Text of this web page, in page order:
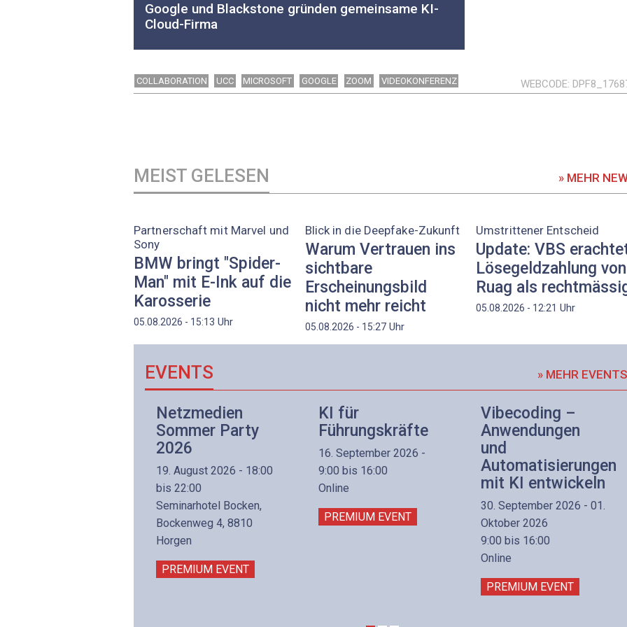
Google und Blackstone gründen gemeinsame KI-
Cloud-Firma
COLLABORATION UCC MICROSOFT GOOGLE ZOOM VIDEOKONFERENZ WEBCODE
MEIST GELESEN » MEHR
Partnerschaft mit Marvel und
Sony
BMW bringt "Spider-
Man" mit E-Ink auf die
Karosserie
05.08.2026 - 15:13 Uhr
Blick in die Deepfake-Zukunft
Warum Vertrauen ins
sichtbare
Erscheinungsbild
nicht mehr reicht
05.08.2026 - 15:27Uhr
Umstrittener Entscheid
Update: VBS
Lösegeldzahlung von
Ruag als
05.08.2026 - 12:21 Uhr
EVENTS » MEHR EVENTS
Netzmedien
Sommer Party
2026
19. August 2026 - 18:00
bis 22:00
Seminarhotel Bocken,
Bockenweg 4, 8810
Horgen
PREMIUM EVENT
KI für
Führungskräfte
16. September 2026 -
9:00 bis 16:00
Online
PREMIUM EVENT
Vibecoding –
Anwendungen
und
Automatisierungen
mit KI entwickeln
30. September 2026 - 01.
Oktober 2026
9:00 bis 16:00
Online
PREMIUM EVENT